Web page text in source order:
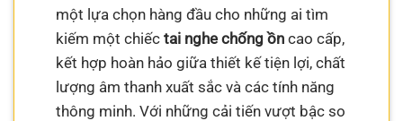
một lựa chọn hàng đầu cho những ai tìm
kiếm một chiếctai nghe chống ồn cao cấp,
kết hợp hoàn hảo giữa thiết kế tiện lợi, chất
lượng âm thanh xuất sắc và các tính năng
thông minh. Với những cải tiến vượt bậc so